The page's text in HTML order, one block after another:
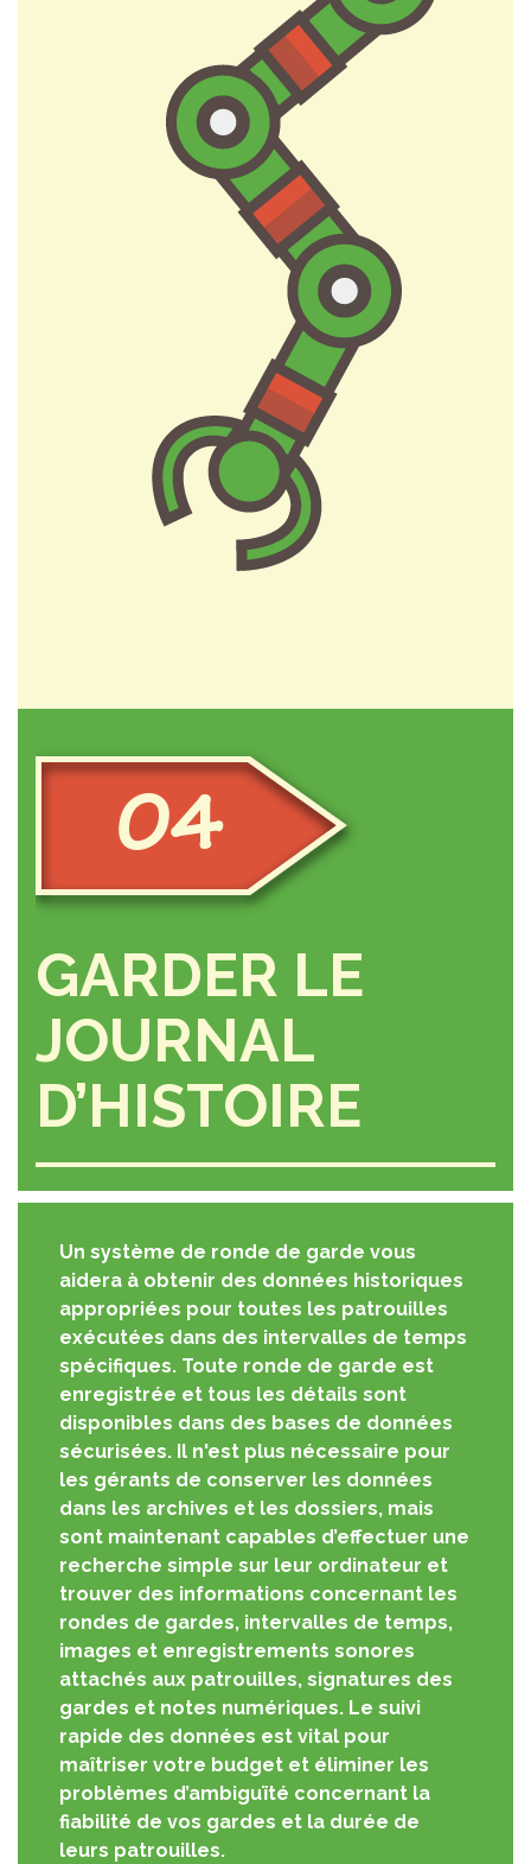
GARDER LE
JOURNAL
D’HISTOIRE
Un système de ronde de garde vous
aidera à obtenir des données historiques
appropriées pour toutes les patrouilles
exécutées dans des intervalles de temps
spécifiques. Toute ronde de garde est
enregistrée et tous les détails sont
disponibles dans des bases de données
sécurisées. Il n'est plus nécessaire pour
les gérants de conserver les données
dans les archives et les dossiers, mais
sont maintenant capables d’effectuer une
recherche simple sur leur ordinateur et
trouver des informations concernant les
rondes de gardes, intervalles de temps,
images et enregistrements sonores
attachés aux patrouilles, signatures des
gardes et notes numériques. Le suivi
rapide des données est vital pour
maîtriser votre budget et éliminer les
problèmes d’ambiguïté concernant la
fiabilité de vos gardes et la durée de
leurs patrouilles.